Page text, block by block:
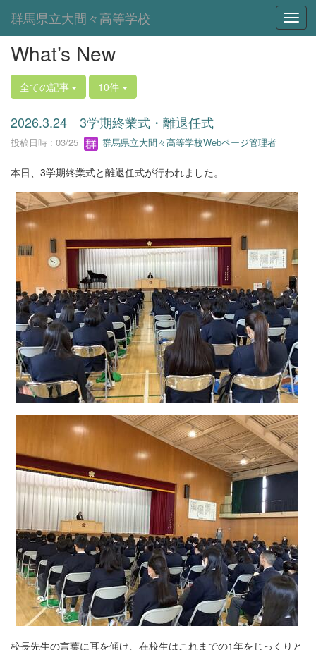
群馬県立大間々高等学校
What’s New
全ての記事 10件
2026.3.24 3学期終業式・離退任式
投稿日時 : 03/25 群馬県立大間々高等学校Webページ管理者
本日、3学期終業式と離退任式が行われました。
校長先生の言葉に耳を傾け、在校生はこれまでの1年をじっくりと